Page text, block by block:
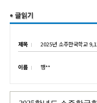
제목
이름 행**